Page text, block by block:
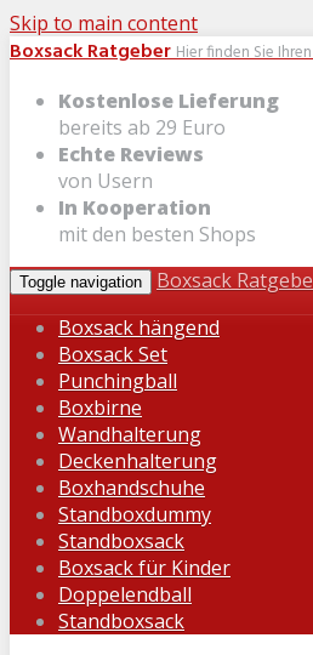
Skip to main content
Boxsack RatgeberHier finden Sie
Kostenlose Lieferung
bereits ab 29 Euro
Echte Reviews
von Usern
In Kooperation
mit den besten Shops
Toggle navigation
Boxsack
Boxsack hängend
Boxsack Set
Punchingball
Boxbirne
Wandhalterung
Deckenhalterung
Boxhandschuhe
Standboxdummy
Standboxsack
Boxsack für Kinder
Doppelendball
Standboxsack